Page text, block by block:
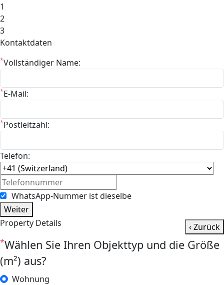
1
2
3
Kontaktdaten
*Vollständiger Name:
*E-Mail:
*Postleitzahl:
Telefon:
WhatsApp-Nummer ist dieselbe
Weiter
Property Details
‹ Zurück
*Wählen Sie Ihren Objekttyp und die Größe
(m²) aus?
Wohnung